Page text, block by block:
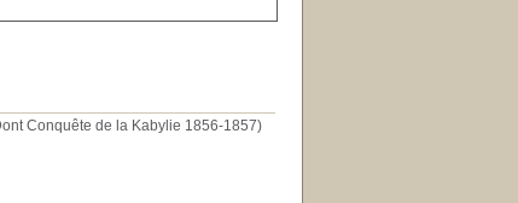
Conquête de la Kabylie 1856-1857)